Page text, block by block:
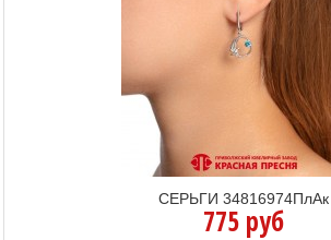
СЕРЬГИ 34816974ПлАк
775 руб